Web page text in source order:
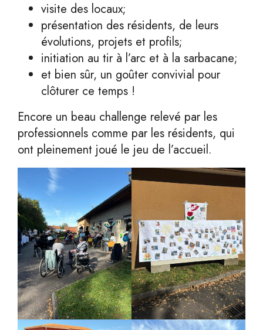
visite des locaux;
présentation des résidents, de leurs
évolutions, projets et profils;
initiation au tir à l’arc et à la sarbacane;
et bien sûr, un goûter convivial pour
clôturer ce temps !
Encore un beau challenge relevé par les
professionnels comme par les résidents, qui
ont pleinement joué le jeu de l’accueil.